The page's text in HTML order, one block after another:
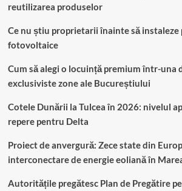
reutilizarea produselor
Ce nu știu proprietarii înainte să instaleze
fotovoltaice
Cum să alegi o locuință premium într-una
exclusiviste zone ale Bucureștiului
Cotele Dunării la Tulcea în 2026: nivelul
repere pentru Delta
Proiect de anvergură: Zece state din
interconectare de energie eoliană în
Autoritățile pregătesc Plan de Pregătire